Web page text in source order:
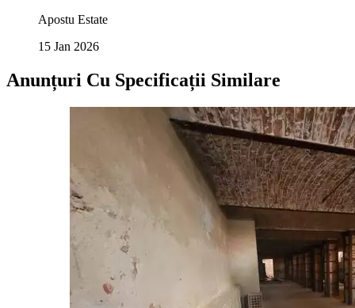
Apostu Estate
15 Jan 2026
Anunțuri Cu Specificații Similare